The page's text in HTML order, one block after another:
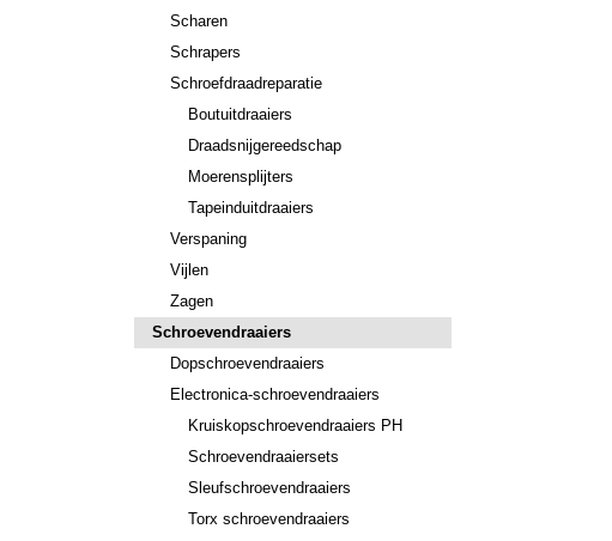
Scharen
Schrapers
Schroefdraadreparatie
Boutuitdraaiers
Draadsnijgereedschap
Moerensplijters
Tapeinduitdraaiers
Verspaning
Vijlen
Zagen
Schroevendraaiers
Dopschroevendraaiers
Electronica-schroevendraaiers
Kruiskopschroevendraaiers PH
Schroevendraaiersets
Sleufschroevendraaiers
Torx schroevendraaiers